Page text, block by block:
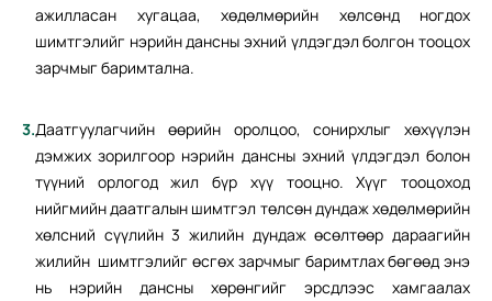
ажилласан хугацаа, хөдөлмөрийн хөлсөнд ногдох
шимтгэлийг нэрийн дансны эхний үлдэгдэл болгон тооцох
зарчмыг баримтална.
Даатгуулагчийн өөрийн оролцоо, сонирхлыг хөхүүлэн
дэмжих зорилгоор нэрийн дансны эхний үлдэгдэл болон
түүний орлогод жил бүр хүү тооцно. Хүүг тооцоход
нийгмийн даатгалын шимтгэл төлсөн дундаж хөдөлмөрийн
хөлсний сүүлийн 3 жилийн дундаж өсөлтөөр дараагийн
жилийн шимтгэлийг өсгөх зарчмыг баримтлах бөгөөд энэ
нь нэрийн дансны хөрөнгийг эрсдлээс хамгаалах